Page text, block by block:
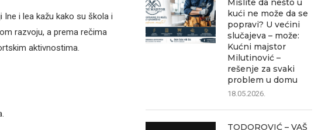
i lea kažu kako su škola i
razvoju, a prema rečima
aktivnostima.
Mislite da nešto u
kući ne može da se
popravi? U većini
slučajeva – može:
Kućni majstor
Milutinović –
rešenje za svaki
problem u domu
18.05.2026.
TODOROVIĆ – VAŠ